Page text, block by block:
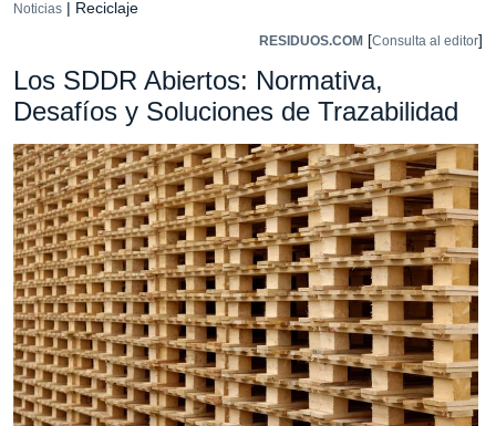
Noticias | Reciclaje
RESIDUOS.COM [Consulta al editor]
Los SDDR Abiertos: Normativa,
Desafíos y Soluciones de Trazabilidad